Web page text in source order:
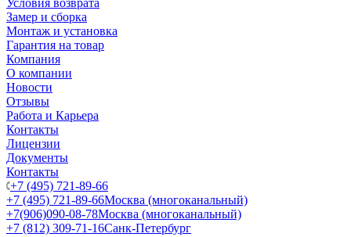
Условия возврата
Замер и сборка
Монтаж и установка
Гарантия на товар
Компания
О компании
Новости
Отзывы
Работа и Карьера
Контакты
Лицензии
Документы
Контакты
+7 (495) 721-89-66
+7 (495) 721-89-66Москва (многоканальный)
+7(906)090-08-78Москва (многоканальный)
+7 (812) 309-71-16Санк-Петербург